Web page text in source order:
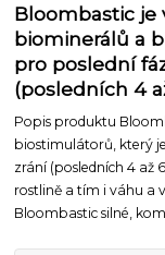
Bloombastic je
biominerálů a
pro poslední
(posledních 4
Popis produktu
biostimulátorů, který
zrání (posledních 4 až
rostlině a tím i váhu a
Bloombastic silné,